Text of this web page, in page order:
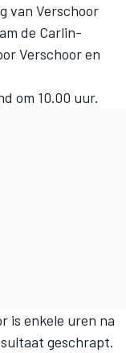
van Verschoor
de Carlin-
Verschoor en
om 10.00 uur.
is enkele uren na
geschrapt.